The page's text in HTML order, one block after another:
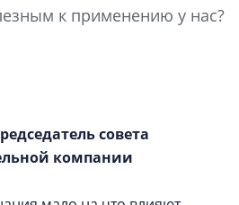
к применению у нас?
совета
компании